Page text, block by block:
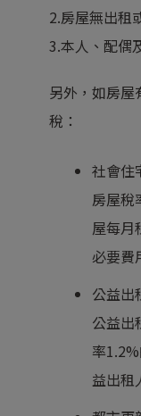
2.房屋無出租
3.本人、配偶
另外，如房屋
稅：
社會住
房屋稅
屋每月
必要費
公益出
公益出
率
益出租